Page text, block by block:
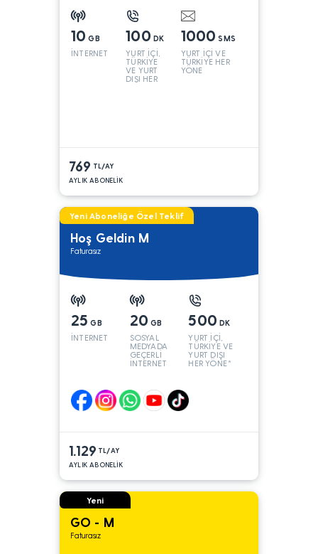
10 GB
İNTERNET
100 DK
YURT İÇİ,
TÜRKİYE
VE YURT
DIŞI HER
1000 SMS
YURT İÇİ VE
TÜRKİYE HER
YÖNE
769 TL/AY
AYLIK ABONELİK
Yeni Aboneliğe Özel Teklif
Hoş Geldin M
Faturasız
25 GB
İNTERNET
20 GB
SOSYAL
MEDYADA
GEÇERLİ
İNTERNET
500 DK
YURT İÇİ,
TÜRKİYE VE
YURT DIŞI
HER YÖNE*
1.129 TL/AY
AYLIK ABONELİK
Yeni
GO - M
Faturasız